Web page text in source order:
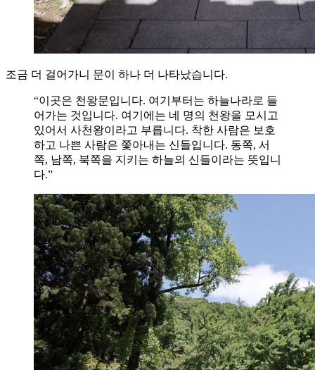
조금 더 걸어가니 문이 하나 더 나타났습니다.
“이곳은 천왕문입니다. 여기부터는 하늘나라로 들
어가는 것입니다. 여기에는 네 명의 천왕을 모시고
있어서 사천왕이라고 부릅니다. 착한 사람은 보호
하고 나쁜 사람은 쫓아내는 신들입니다. 동쪽, 서
쪽, 남쪽, 북쪽을 지키는 하늘의 신들이라는 뜻입니
다.”